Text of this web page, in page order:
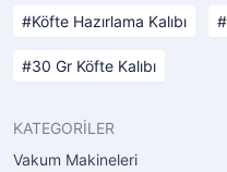
Köfte Hazırlama Kalıbı
30 Gr Köfte Kalıbı
KATEGORİLER
Vakum Makineleri